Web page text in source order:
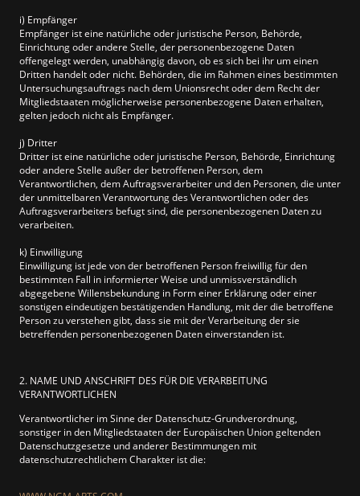
i) Empfänger
Empfänger ist eine natürliche oder juristische Person, Behörde,
Einrichtung oder andere Stelle, der personenbezogene Daten
offengelegt werden, unabhängig davon, ob es sich bei ihr um einen
Dritten handelt oder nicht. Behörden, die im Rahmen eines bestimmten
Untersuchungsauftrags nach dem Unionsrecht oder dem Recht der
Mitgliedstaaten möglicherweise personenbezogene Daten erhalten,
gelten jedoch nicht als Empfänger.
j) Dritter
Dritter ist eine natürliche oder juristische Person, Behörde, Einrichtung
oder andere Stelle außer der betroffenen Person, dem
Verantwortlichen, dem Auftragsverarbeiter und den Personen, die unter
der unmittelbaren Verantwortung des Verantwortlichen oder des
Auftragsverarbeiters befugt sind, die personenbezogenen Daten zu
verarbeiten.
k) Einwilligung
Einwilligung ist jede von der betroffenen Person freiwillig für den
bestimmten Fall in informierter Weise und unmissverständlich
abgegebene Willensbekundung in Form einer Erklärung oder einer
sonstigen eindeutigen bestätigenden Handlung, mit der die betroffene
Person zu verstehen gibt, dass sie mit der Verarbeitung der sie
betreffenden personenbezogenen Daten einverstanden ist.
2. NAME UND ANSCHRIFT DES FÜR DIE VERARBEITUNG
VERANTWORTLICHEN
Verantwortlicher im Sinne der Datenschutz-Grundverordnung,
sonstiger in den Mitgliedstaaten der Europäischen Union geltenden
Datenschutzgesetze und anderer Bestimmungen mit
datenschutzrechtlichem Charakter ist die: